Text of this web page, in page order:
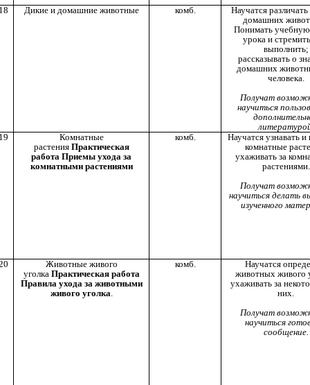
Дикие и домашние животные комб.
Научатся
домашних
Понимать учебную
урока и
выполнить;
рассказывать о
домашних
человека.
Получат
научиться
Комнатные
растенияПрактическая
работа Приемы ухода за
комнатными растениями
комб.
Научатся узнавать и
комнатные
ухаживать за
растениями.
Получат
научиться делать
изученного
Животные живого
уголкаПрактическая работа
Правила ухода за животными
живого уголка.
комб.
Научатся
животных живого
ухаживать за
них.
Получат
научиться
сообщение.